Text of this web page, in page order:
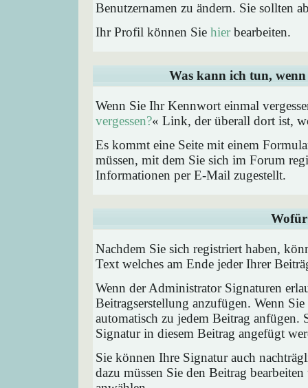
Benutzernamen zu ändern. Sie sollten
Ihr Profil können Sie hierbearbeiten.
Was kann ich tun, wenn
Wenn Sie Ihr Kennwort einmal
vergessen?« Link, der überall dort ist,
Es kommt eine Seite mit einem
müssen, mit dem Sie sich im Forum
Informationen per E-Mail zugestellt.
Nachdem Sie sich registriert haben,
Text welches am Ende jeder Ihrer
Wenn der Administrator Signaturen
Beitragserstellung anzufügen. Wenn
automatisch zu jedem Beitrag
Signatur in diesem Beitrag angefügt
Sie können Ihre Signatur auch
dazu müssen Sie den Beitrag